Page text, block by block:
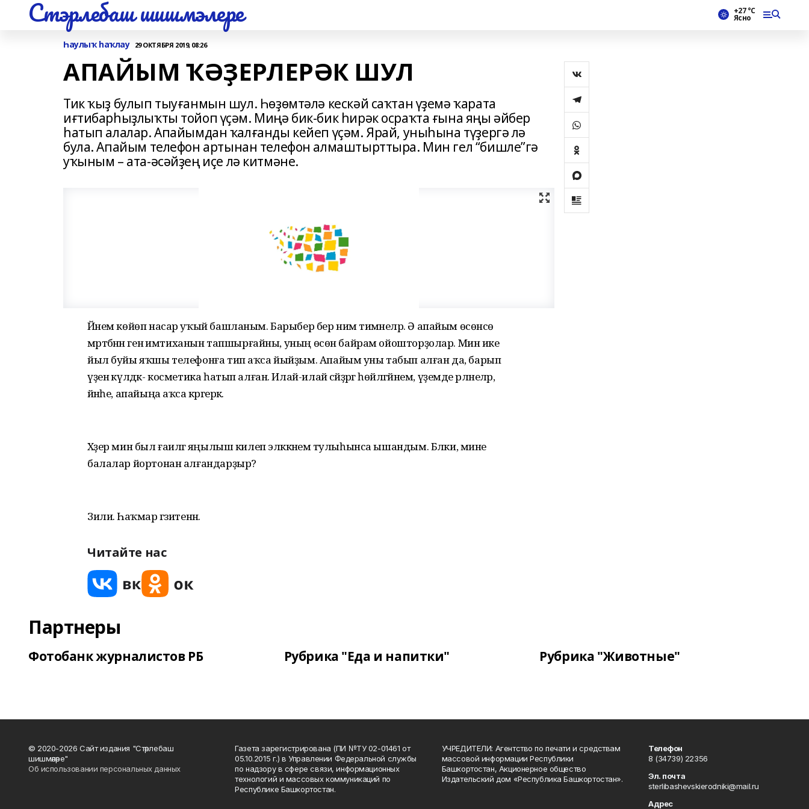
Стэрлебаш шишмэлере +27 °С
Ясно
Һаулыҡ һаҡлау 29 ОКТЯБРЯ 2019, 08:26
АПАЙЫМ ҠӘҘЕРЛЕРӘК ШУЛ
Тик ҡыҙ булып тыуғанмын шул. Һөҙөмтәлә кескәй саҡтан үҙемә ҡарата
иғтибарһыҙлыҡты тойоп үҫәм. Миңә бик-бик һирәк осраҡта ғына яңы әйбер
һатып алалар. Апайымдан ҡалғанды кейеп үҫәм. Ярай, уныһына түҙергә лә
була. Апайым телефон артынан телефон алмаштырттыра. Мин гел “бишле”гә
уҡыным – ата-әсәйҙең иҫе лә китмәне.
Йәнем көйөп насар уҡый башланым. Барыбер бер нимә тимәнеләр. Ә апайым өсөнсө
мәртәбәнән генә имтиханын тапшырғайны, уның өсөн байрам ойошторҙолар. Мин ике
йыл буйы яҡшы телефонға тип аҡса йыйҙым. Апайым уны табып алған да, барып
үҙенә күлдәк- косметика һатып алған. Илай-илай әсәйҙәргә һөйләгәйнем, үҙемде әрләнеләр,
йәнәһе, апайыңа аҡса кәрәгерәк.
Хәҙер мин был ғаиләгә яңылыш килеп эләккәнемә тулыһынса ышандым. Бәлки, мине
балалар йортонан алғандарҙыр?
Зилиә. Һаҡмар гәзитенән.
Читайте нас
Партнеры
Фотобанк журналистов РБ Рубрика "Еда и напитки" Рубрика "Животные"
© 2020-2026 Сайт издания "Стәрлебаш
шишмәләре"
Об использовании персональных данных
Газета зарегистрирована (ПИ №ТУ 02-01461 от
05.10.2015 г.) в Управлении Федеральной службы
по надзору в сфере связи, информационных
технологий и массовых коммуникаций по
Республике Башкортостан.
УЧРЕДИТЕЛИ: Агентство по печати и средствам
массовой информации Республики
Башкортостан, Акционерное общество
Издательский дом «Республика Башкортостан».
Телефон
8 (34739) 22356
Эл. почта
sterlibashevskierodniki@mail.ru
Адрес